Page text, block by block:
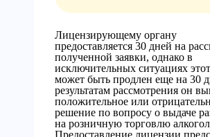
Лицензирующему органу
предоставляется 30 дней на
полученной заявки, однако в
исключительных ситуациях
может быть продлен еще на 30
результатам рассмотрения он
положительное или
решение по вопросу о выдаче
на розничную торговлю
Предоставление лицензии